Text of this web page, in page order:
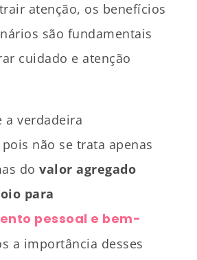
atenção, os benefícios
são fundamentais
cuidado e atenção
a verdadeira
não se trata apenas
do valor agregado
para
pessoal e bem-
a importância desses